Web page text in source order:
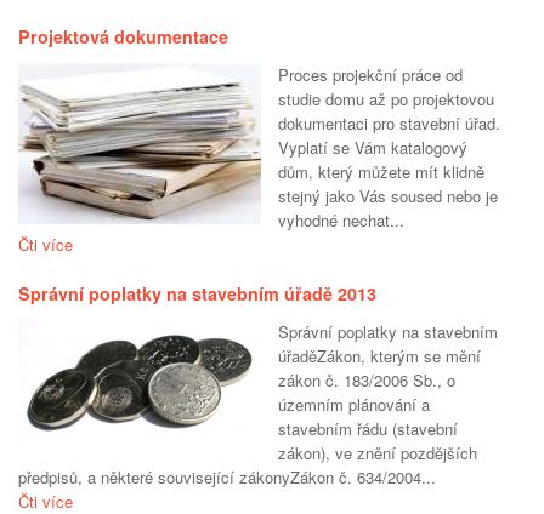
Projektová dokumentace
Proces projekční práce od
studie domu až po projektovou
dokumentaci pro stavební úřad.
Vyplatí se Vám katalogový
dům, který můžete mít klidně
stejný jako Vás soused nebo je
vyhodné nechat...
Čti více
Správní poplatky na stavebním úřadě 2013
Správní poplatky na stavebním
úřaděZákon, kterým se mění
zákon č. 183/2006 Sb., o
územním plánování a
stavebním řádu (stavební
zákon), ve znění pozdějších
předpisů, a některé související zákonyZákon č. 634/2004...
Čti více